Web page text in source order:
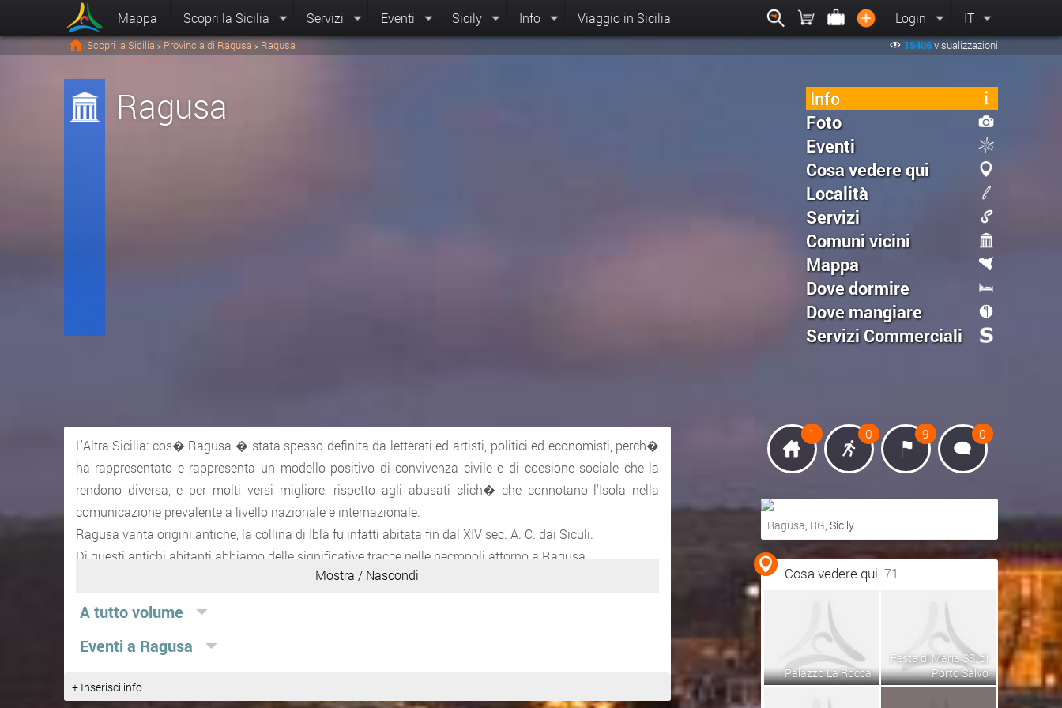
Mappa Scopri la Sicilia Servizi Eventi Sicily Info Viaggio in Sicilia Login IT
Scopri la Sicilia > Provincia di Ragusa > Ragusa 15406visualizzazioni
Ragusa
Info
Foto
Eventi
Cosa vedere qui
Località
Servizi
Comuni vicini
Mappa
Dove dormire
Dove mangiare
Servizi Commerciali
L'Altra Sicilia: cos� Ragusa � stata spesso definita da letterati ed artisti, politici ed economisti, perch�
ha rappresentato e rappresenta un modello positivo di convivenza civile e di coesione sociale che la
rendono diversa, e per molti versi migliore, rispetto agli abusati clich� che connotano l'Isola nella
comunicazione prevalente a livello nazionale e internazionale.
Ragusa vanta origini antiche, la collina di Ibla fu infatti abitata fin dal XIV sec. A. C. dai Siculi.
Di questi antichi abitanti abbiamo delle significative tracce nelle necropoli attorno a Ragusa.
Un gruppo di tombe a forno, grotticelle scavate nella roccia, le possiamo scorgere lungo la strada che da
nei pressi della confluenza del torrente S. Leonardo con l'Irminio e si possono scorgere anche
affacciandosi nella vallata dal Giardino Ibleo.
Camarina in quel luogo dove intrapresero i rapporti commerciali con i Siculi di Hybla rispettandone per�
Mostra / Nascondi
A tutto volume
Eventi a Ragusa
+ Inserisci info
1 0 9 0
Ottieni indicazioni stradali
Visualizza mappa
Ragusa, RG, Sicily
Cosa vedere qui71
Palazzo La Rocca
Festa di Maria SS. di
Porto Salvo